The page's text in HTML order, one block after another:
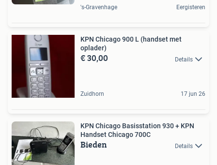
's-Gravenhage Eergisteren
KPN Chicago 900 L (handset met
oplader)
€ 30,00 Details
Zuidhorn 17 jun 26
KPN Chicago Basisstation 930 + KPN
Handset Chicago 700C
Bieden Details